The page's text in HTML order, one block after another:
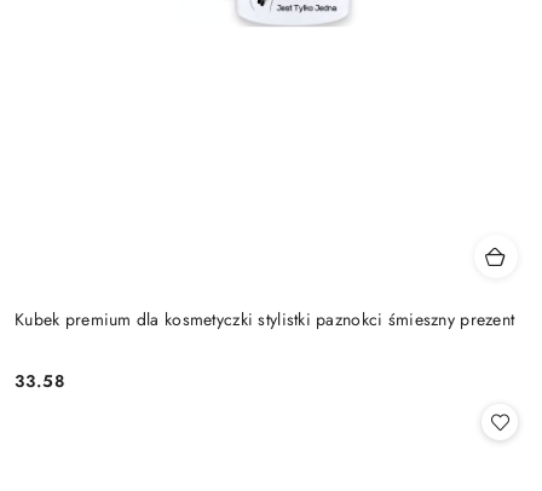
Kubek premium dla kosmetyczki stylistki paznokci śmieszny prezent
Cena:
33.58